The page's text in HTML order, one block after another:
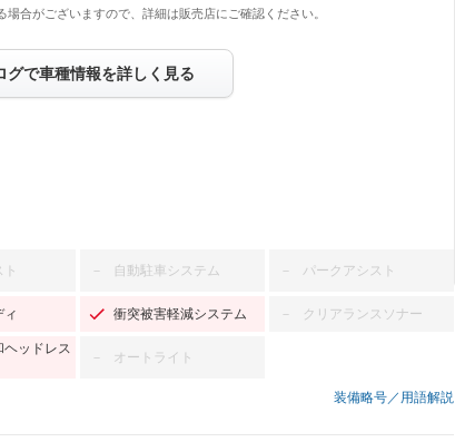
合がございますので、詳細は販売店にご確認ください。
グで車種情報を詳しく見る
－ 自動駐車システム － パークアシスト
ィ 衝突被害軽減システム － クリアランスソナー
ヘッドレス
－ オートライト
装備略号／用語解説